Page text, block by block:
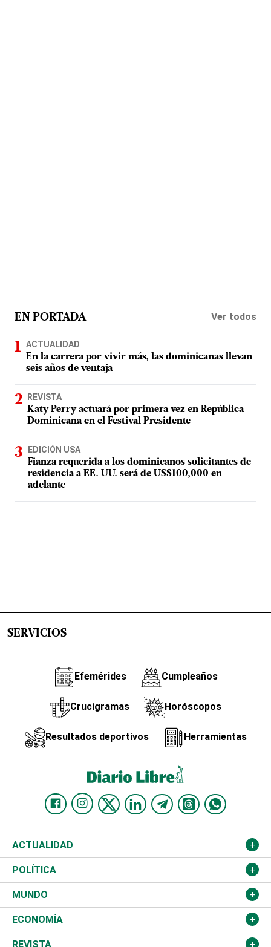
EN PORTADA Ver todos
ACTUALIDAD
En la carrera por vivir más, las dominicanas llevan
seis años de ventaja
REVISTA
Katy Perry actuará por primera vez en República
Dominicana en el Festival Presidente
EDICIÓN USA
Fianza requerida a los dominicanos solicitantes de
residencia a EE. UU. será de US$100,000 en
adelante
SERVICIOS
Efemérides Cumpleaños
Crucigramas Horóscopos
Resultados deportivos Herramientas
ACTUALIDAD
Nacional
Ciudad
Educación
Salud
POLÍTICA
Partidos
JCE
TSE
MUNDO
Estados Unidos
América Latina
ECONOMÍA
Finanzas
REVISTA